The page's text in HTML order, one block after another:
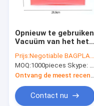
Opnieuw te gebruiken
Vacuüm van het het
de Voedselzak de
Vruchten van de de
Opslagzak het
Behoudsuitrustingen
van het
Groentenvlees,
Prijs:Negotiable BAGPLASTICS@YAHOO.COM
MOQ:1000pieces Skype: mydearneil
Contact nu